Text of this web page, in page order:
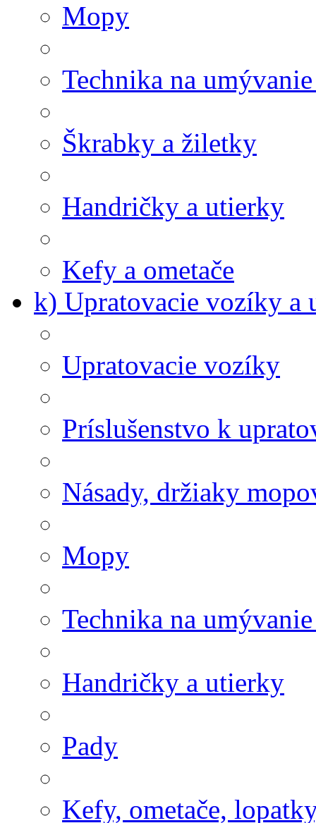
Mopy
Technika na
Škrabky a žiletky
Handričky a utierky
Kefy a ometače
k) Upratovacie vozíky a
Upratovacie vozíky
Príslušenstvo k
Násady, držiaky
Mopy
Technika na
Handričky a utierky
Pady
Kefy, ometače,